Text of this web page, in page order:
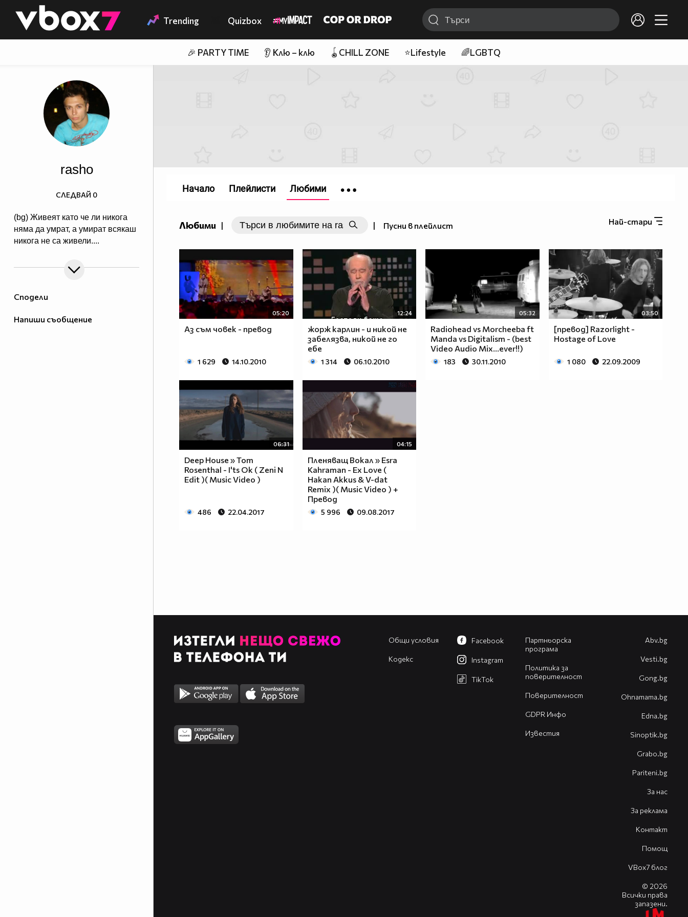
👾 Trending Quizbox
🎉 PARTY TIME 👂 Клю – клю 🪀CHILL ZONE ⭐Lifestyle 🌈LGBTQ
Сподели
Напиши съобщение
rasho
(bg) Живеят като че ли никога
няма да умрат, а умират всякаш
никога не са живели....
СЛЕДВАЙ 0
Любими | | Пусни в плейлист Най-стари
05:20
Аз съм човек - превод
1 629 14.10.2010
12:24
жорж карлин - и никой не
забелязва, никой не го
ебе
1 314 06.10.2010
05:32
Radiohead vs Morcheeba ft
Manda vs Digitalism - (best
Video Audio Mix...ever!!)
183 30.11.2010
03:50
[превод] Razorlight -
Hostage of Love
1 080 22.09.2009
06:31
Deep House » Tom
Rosenthal - I'ts Ok ( Zeni N
Edit )( Music Video )
486 22.04.2017
04:15
Пленяващ Вокал » Esra
Kahraman - Ex Love (
Hakan Akkus & V-dat
Remix )( Music Video ) +
Превод
5 996 09.08.2017
Начало Плейлисти Любими
Общи условия
Кодекс
Партньорска
програма
Политика за
поверителност
Поверителност
GDPR Инфо
Известия
Facebook
Instagram
TikTok
Abv.bg
Vesti.bg
Gong.bg
Оhnamama.bg
Edna.bg
Sinoptik.bg
Grabo.bg
Pariteni.bg
За нас
За реклама
Контакт
Помощ
VBox7 блог
© 2026
Всички права
запазени.